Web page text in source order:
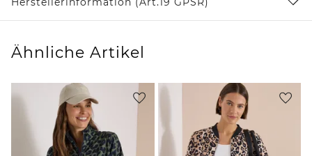
Ähnliche Artikel